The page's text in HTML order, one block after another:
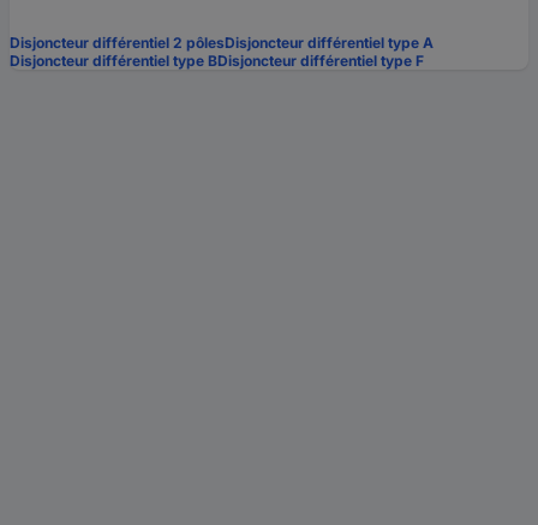
Disjoncteur différentiel 2 pôlesDisjoncteur différentiel type A
Disjoncteur différentiel type BDisjoncteur différentiel type F